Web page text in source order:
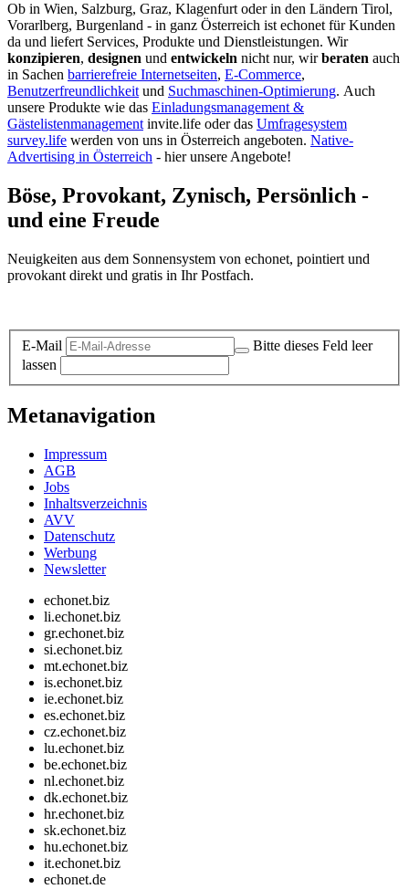
Ob in Wien, Salzburg, Graz, Klagenfurt oder in den Ländern Tirol,
Vorarlberg, Burgenland - in ganz Österreich ist echonet für Kunden
da und liefert Services, Produkte und Dienstleistungen. Wir
konzipieren, designen und entwickeln nicht nur, wirberaten auch
in Sachen barrierefreie Internetseiten, E-Commerce,
Benutzerfreundlichkeit und Suchmaschinen-Optimierung. Auch
unsere Produkte wie das Einladungsmanagement &
Gästelistenmanagement invite.life oder das Umfragesystem
survey.life werden von uns in Österreich angeboten. Native-
Advertising in Österreich - hier unsere Angebote!
Böse, Provokant, Zynisch, Persönlich -
und eine Freude
Neuigkeiten aus dem Sonnensystem von echonet, pointiert und
provokant direkt und gratis in Ihr Postfach.
E-Mail
Bitte dieses Feld leer
lassen
Metanavigation
Impressum
AGB
Jobs
Inhaltsverzeichnis
AVV
Datenschutz
Werbung
Newsletter
echonet.biz
li.echonet.biz
gr.echonet.biz
si.echonet.biz
mt.echonet.biz
is.echonet.biz
ie.echonet.biz
es.echonet.biz
cz.echonet.biz
lu.echonet.biz
be.echonet.biz
nl.echonet.biz
dk.echonet.biz
hr.echonet.biz
sk.echonet.biz
hu.echonet.biz
it.echonet.biz
echonet.de